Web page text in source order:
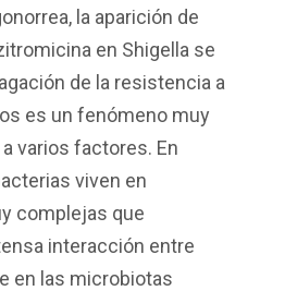
la aparición de
en Shigella se
de la resistencia a
es un fenómeno muy
varios factores. En
viven en
complejas que
interacción entre
en las microbiotas